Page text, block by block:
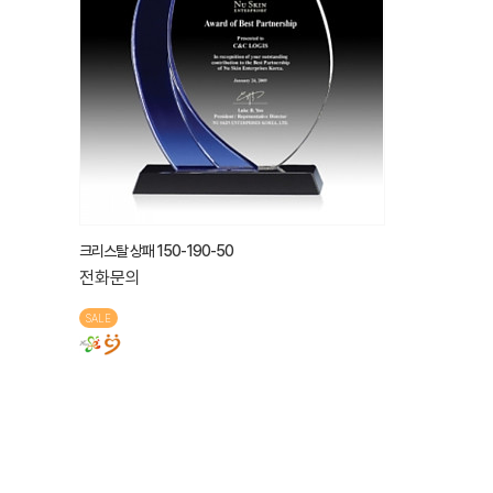
크리스탈 상패 150-190-50
전화문의
SALE